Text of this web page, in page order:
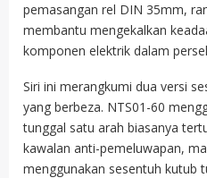
pemasangan rel DIN 35mm,
membantu mengekalkan
komponen elektrik dalam
Siri ini merangkumi dua versi
yang berbeza. NTS01-60
tunggal satu arah biasanya
kawalan anti-pemeluwapan,
menggunakan sesentuh kutub